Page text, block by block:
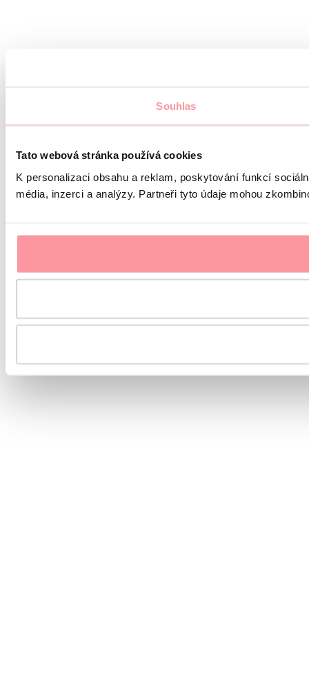
Souhlas
Tato webová stránka používá cookies
K personalizaci obsahu a reklam, poskytování funkcí
média, inzerci a analýzy. Partneři tyto údaje mohou